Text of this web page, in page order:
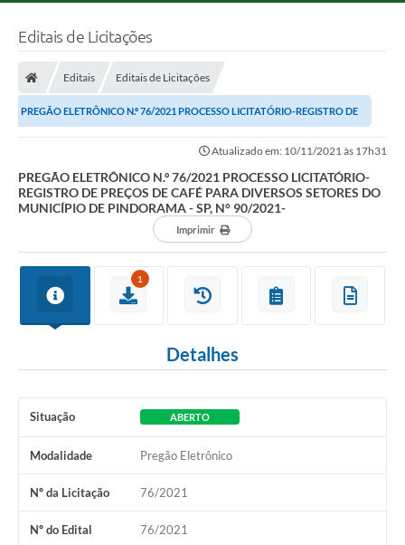
Transparência
Contratos
Audiências Públicas
Arquivos para Download
Turismo
Editais de Licitações
Editais Editais de Licitações
PREGÃO ELETRÔNICO N.º 76/2021 PROCESSO LICITATÓRIO-REGISTRO DE
Atualizado em: 10/11/2021 às 17h31
PREGÃO ELETRÔNICO N.º 76/2021 PROCESSO LICITATÓRIO-
REGISTRO DE PREÇOS DE CAFÉ PARA DIVERSOS SETORES DO
MUNICÍPIO DE PINDORAMA - SP, N° 90/2021-
Imprimir
1
Detalhes
Situação ABERTO
Modalidade Pregão Eletrônico
Nº da Licitação 76/2021
Nº do Edital 76/2021